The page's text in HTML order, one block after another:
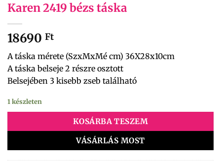
Karen 2419 bézs táska
18690 Ft
A táska mérete (SzxMxMé cm) 36X28x10cm
A táska belseje 2 részre osztott
Belsejében 3 kisebb zseb található
1 készleten
KOSÁRBA TESZEM
VÁSÁRLÁS MOST